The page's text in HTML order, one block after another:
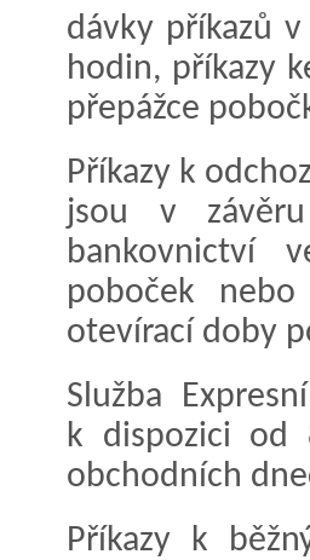
dávky příkazů
hodin, příkazy
přepážce
Příkazy k
jsou v
bankovnictví
poboček
otevírací doby
Služba
k dispozici od
obchodních
Příkazy k